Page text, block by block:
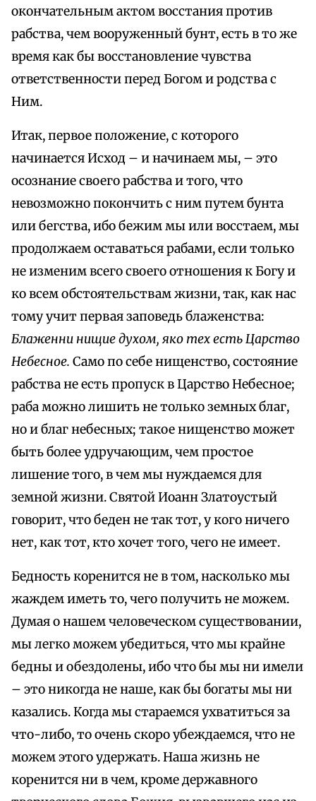
окончательным актом восстания против
рабства, чем вооруженный бунт, есть в то же
время как бы восстановление чувства
ответственности перед Богом и родства с
Ним.
Итак, первое положение, с которого
начинается Исход – и начинаем мы, – это
осознание своего рабства и того, что
невозможно покончить с ним путем бунта
или бегства, ибо бежим мы или восстаем, мы
продолжаем оставаться рабами, если только
не изменим всего своего отношения к Богу и
ко всем обстоятельствам жизни, так, как нас
тому учит первая заповедь блаженства:
Блаженни нищие духом, яко тех есть Царство
Небесное. Само по себе нищенство, состояние
рабства не есть пропуск в Царство Небесное;
раба можно лишить не только земных благ,
но и благ небесных; такое нищенство может
быть более удручающим, чем простое
лишение того, в чем мы нуждаемся для
земной жизни. Святой Иоанн Златоустый
говорит, что беден не так тот, у кого ничего
нет, как тот, кто хочет того, чего не имеет.
Бедность коренится не в том, насколько мы
жаждем иметь то, чего получить не можем.
Думая о нашем человеческом существовании,
мы легко можем убедиться, что мы крайне
бедны и обездолены, ибо что бы мы ни имели
– это никогда не наше, как бы богаты мы ни
казались. Когда мы стараемся ухватиться за
что-либо, то очень скоро убеждаемся, что не
можем этого удержать. Наша жизнь не
коренится ни в чем, кроме державного